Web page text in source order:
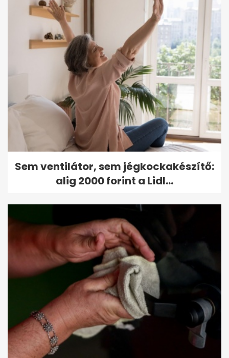
Sem ventilátor, sem jégkockakészítő:
alig 2000 forint a Lidl...